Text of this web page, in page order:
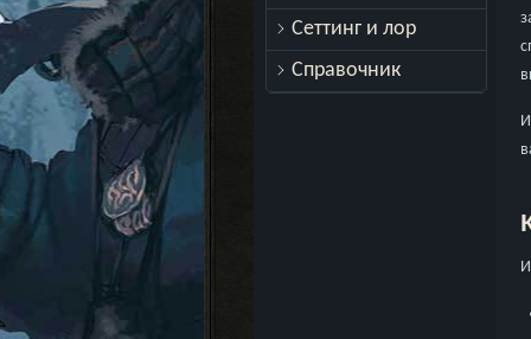
Сеттинг и лор
Справочник